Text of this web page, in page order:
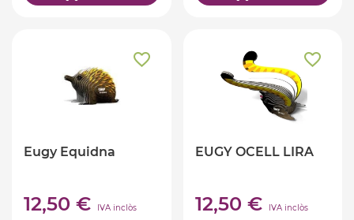
Eugy Equidna
12,50 € IVA inclòs
EUGY OCELL LIRA
12,50 € IVA inclòs